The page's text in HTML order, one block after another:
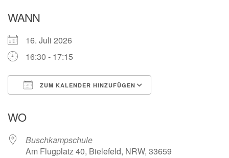
WANN
16. Juli 2026
16:30 - 17:15
ZUM KALENDER HINZUFÜGEN
WO
Buschkampschule
Am Flugplatz 40, Bielefeld, NRW, 33659